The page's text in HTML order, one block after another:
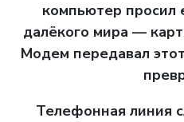
компьютер просил
далёкого мира —
Модем передавал
Телефонная линия